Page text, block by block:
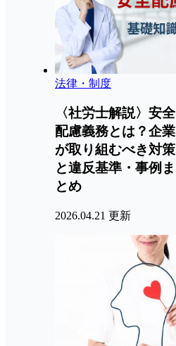
法律・制度
〈社労士解説〉安全
配慮義務とは？企業
が取り組むべき対策
と違反基準・事例ま
とめ
2026.04.21 更新